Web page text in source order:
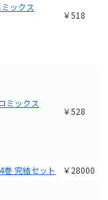
ックス
￥518
ミックス
￥528
巻 完結セット ￥28000